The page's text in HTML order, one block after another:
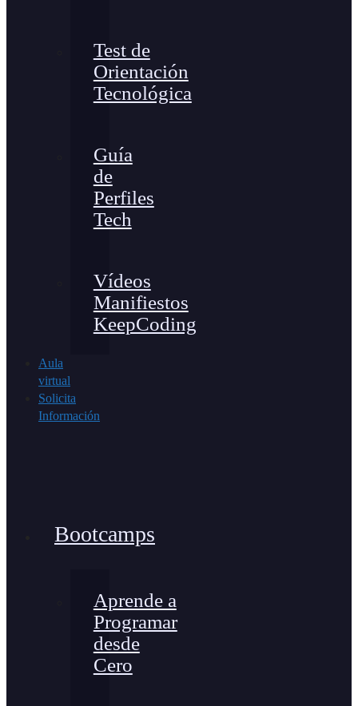
Test de
Orientación
Tecnológica
Guía
de
Perfiles
Tech
Vídeos
Manifiestos
KeepCoding
Aula
virtual
Solicita
Información
Bootcamps
Aprende a
Programar
desde
Cero